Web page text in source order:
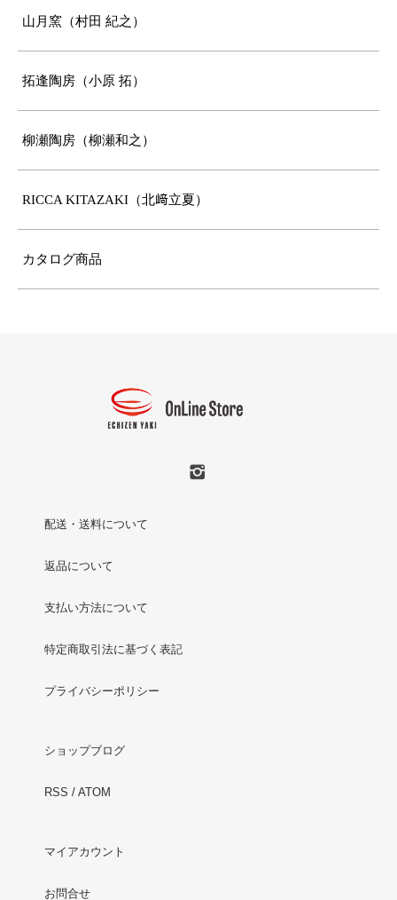
山月窯（村田 紀之）
拓逢陶房（小原 拓）
柳瀬陶房（柳瀬和之）
RICCA KITAZAKI（北﨑立夏）
カタログ商品
配送・送料について
返品について
支払い方法について
特定商取引法に基づく表記
プライバシーポリシー
ショップブログ
RSS / ATOM
マイアカウント
お問合せ